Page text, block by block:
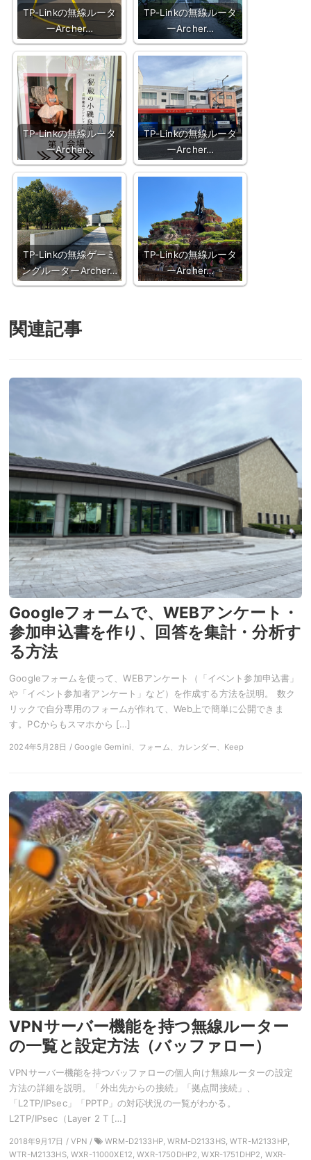
TP-Linkの無線ルータ
ーArcher…
TP-Linkの無線ルータ
ーArcher…
TP-Linkの無線ルータ
ーArcher…
TP-Linkの無線ルータ
ーArcher…
TP-Linkの無線ゲーミ
ングルーターArcher…
TP-Linkの無線ルータ
ーArcher…
関連記事
Googleフォームで、WEBアンケート・
参加申込書を作り、回答を集計・分析す
る方法
Googleフォームを使って、WEBアンケート（「イベント参加申込書」
や「イベント参加者アンケート」など）を作成する方法を説明。 数ク
リックで自分専用のフォームが作れて、Web上で簡単に公開できま
す。PCからもスマホから […]
2024年5月28日 / Google Gemini、フォーム、カレンダー、Keep
VPNサーバー機能を持つ無線ルーター
の一覧と設定方法（バッファロー）
VPNサーバー機能を持つバッファローの個人向け無線ルーターの設定
方法の詳細を説明。「外出先からの接続」「拠点間接続」、
「L2TP/IPsec」「PPTP」の対応状況の一覧がわかる。
L2TP/IPsec（Layer 2 T […]
2018年9月17日 / VPN /
WRM-D2133HP, WRM-D2133HS, WTR-M2133HP,
WTR-M2133HS, WXR-11000XE12, WXR-1750DHP2, WXR-1751DHP2, WXR-